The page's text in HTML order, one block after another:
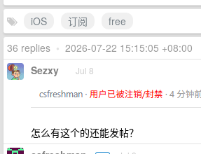
iOS
订阅
free
36 replies • 2026-07-22 15:15:05 +08:00
Sezxy Jul 8
怎么有这个的还能发帖？